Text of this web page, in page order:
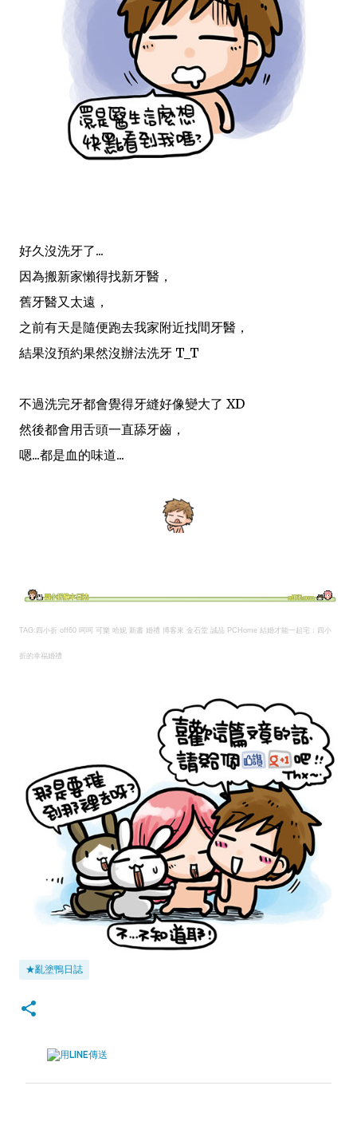
好久沒洗牙了...
因為搬新家懶得找新牙醫，
舊牙醫又太遠，
之前有天是隨便跑去我家附近找間牙醫，
結果沒預約果然沒辦法洗牙 T_T
不過洗完牙都會覺得牙縫好像變大了 XD
然後都會用舌頭一直舔牙齒，
嗯...都是血的味道...
TAG:四小折 off60 呵呵 可樂 哈妮 新書 婚禮 博客來 金石堂 誠品 PCHome 結婚才能一起宅：四小
折的幸福婚禮
★亂塗鴨日誌